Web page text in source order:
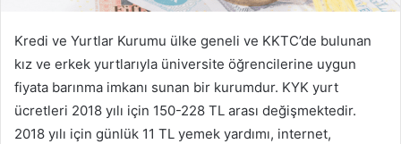
Kredi ve Yurtlar Kurumu ülke geneli ve KKTC’de bulunan
kız ve erkek yurtlarıyla üniversite öğrencilerine uygun
fiyata barınma imkanı sunan bir kurumdur. KYK yurt
ücretleri 2018 yılı için 150-228 TL arası değişmektedir.
2018 yılı için günlük 11 TL yemek yardımı, internet,